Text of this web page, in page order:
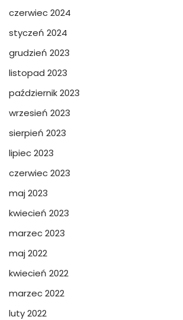
czerwiec 2024
styczeń 2024
grudzień 2023
listopad 2023
październik 2023
wrzesień 2023
sierpień 2023
lipiec 2023
czerwiec 2023
maj 2023
kwiecień 2023
marzec 2023
maj 2022
kwiecień 2022
marzec 2022
luty 2022